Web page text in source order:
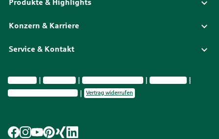
Produkte & Highlights
Konzern & Karriere
Service & Kontakt
Impressum Datenschutz Vermittlerinformationen
Nachhaltigkeit
Privatsphäre-Einstellungen
Vertrag widerrufen